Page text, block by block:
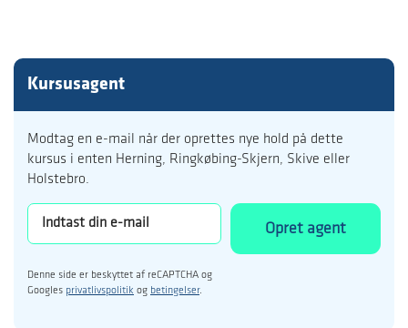
Kursusagent
Modtag en e-mail når der oprettes nye hold på dette
kursus i enten Herning, Ringkøbing-Skjern, Skive eller
Holstebro.
Opret agent
Denne side er beskyttet af reCAPTCHA og
Googles privatlivspolitik og betingelser.